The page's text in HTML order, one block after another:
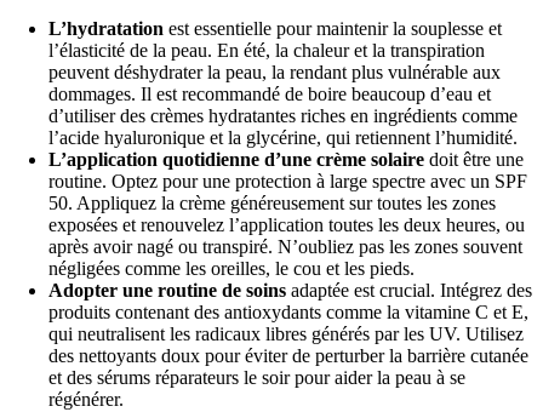
L’hydratation est essentielle pour maintenir la souplesse et
l’élasticité de la peau. En été, la chaleur et la transpiration
peuvent déshydrater la peau, la rendant plus vulnérable aux
dommages. Il est recommandé de boire beaucoup d’eau et
d’utiliser des crèmes hydratantes riches en ingrédients comme
l’acide hyaluronique et la glycérine, qui retiennent l’humidité.
L’application quotidienne d’une crème solaire doit être une
routine. Optez pour une protection à large spectre avec un SPF
50. Appliquez la crème généreusement sur toutes les zones
exposées et renouvelez l’application toutes les deux heures, ou
après avoir nagé ou transpiré. N’oubliez pas les zones souvent
négligées comme les oreilles, le cou et les pieds.
Adopter une routine de soins adaptée est crucial. Intégrez des
produits contenant des antioxydants comme la vitamine C et E,
qui neutralisent les radicaux libres générés par les UV. Utilisez
des nettoyants doux pour éviter de perturber la barrière cutanée
et des sérums réparateurs le soir pour aider la peau à se
régénérer.